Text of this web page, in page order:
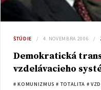
ŠTÚDIE 4. NOVEMBRA 2006
Demokratická
vzdelávacieho
# KOMUNIZMUS # TOTALITA #